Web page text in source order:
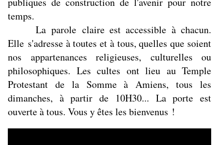
temps.
La parole claire est accessible à chacun.
Elle s'adresse à toutes et à tous, quelles que soient
nos appartenances religieuses, culturelles ou
philosophiques. Les cultes ont lieu au Temple
Protestant de la Somme à Amiens, tous les
dimanches, à partir de 10H30... La porte est
ouverte à tous. Vous y êtes les bienvenus !